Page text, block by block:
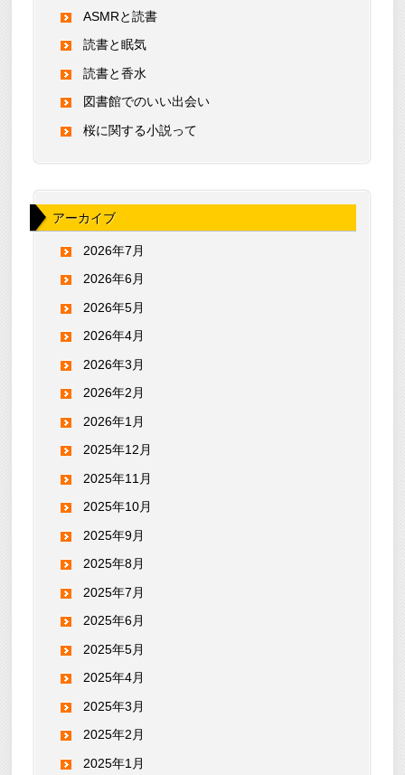
ASMRと読書
読書と眠気
読書と香水
図書館でのいい出会い
桜に関する小説って
アーカイブ
2026年7月
2026年6月
2026年5月
2026年4月
2026年3月
2026年2月
2026年1月
2025年12月
2025年11月
2025年10月
2025年9月
2025年8月
2025年7月
2025年6月
2025年5月
2025年4月
2025年3月
2025年2月
2025年1月